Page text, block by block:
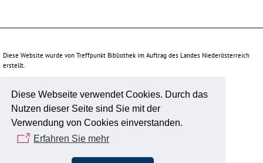
Diese Webseite verwendet Cookies. Durch das
Nutzen dieser Seite sind Sie mit der
Verwendung von Cookies einverstanden.
Erfahren Sie mehr
Diese Website wurde von Treffpunkt Bibliothek im Auftrag des Landes Niederösterreich
erstellt.
Unterstützt durch: